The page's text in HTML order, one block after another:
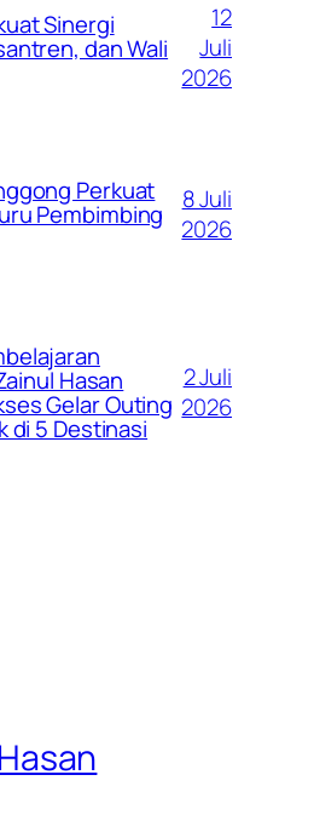
Sinergi
dan Wali
12
Juli
2026
Perkuat
Pembimbing
8 Juli
2026
Hasan
Gelar Outing
di 5 Destinasi
2 Juli
2026